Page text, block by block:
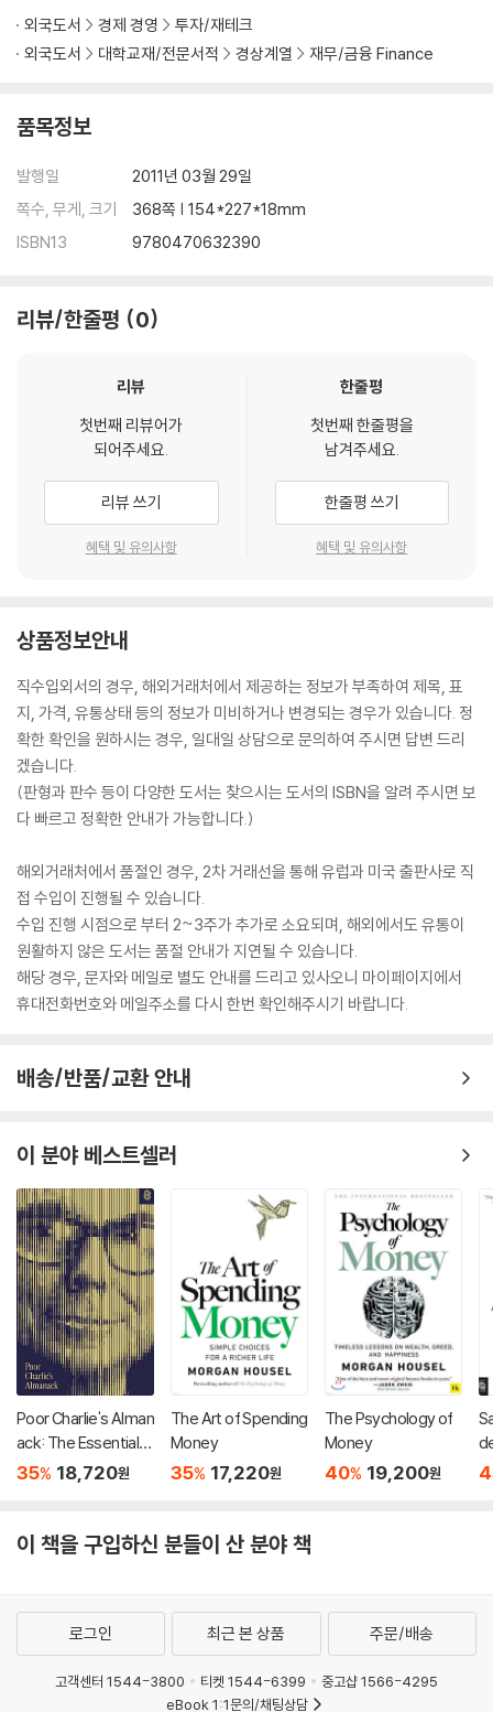
The Decision Tree for Selling 151
Questions 157
Answers 183
Chapter 7 Shorting Stocks 207
The Asymmetry of Tops and Bottoms 214
Shorting Tops 216
Shorting Fundamentals 224
Short Interest 237
Chapter 8 Shorting Non-Equity Instruments 243
Writing Options 252
Questions 265
Part 4 Lessons of the Bear Market 291
Chapter 9 Bears Make Money 293
The Bear Was Beginning to Stir in its Cave 293
The Bubble Pops: MGM 300
Shorting a High-Flyer 302
A Bear Market is a Destroyer of Value 304
Swinging in and out of a Major Downtrend 307
Trading in a Downchannel 308
Prepared for a Surprise 310
¿Bull Markets Have No Resistance and Bear Markets Have No
For Whom the Bell Tolls or the Hound Barks Twice 315
Mr. Buffett Buys Too Soon 317
May I Pour Some Gasoline on Your Fire? 319
Keep Shorting on the Way Down 321
Chapter 10 Groping for a Bottom 325
This Stock Market is Not Going Down to Zero 325
My Favorite Major Bottom Signal 331
A Screaming Short 337
Handling Profits-the Personal Dividend 342
The Road into the Future 343
References 345
Acknowledgments 347
About The Author 349
외국도서 경제 경영
투자/재테크
외국도서
대학교재/전문서적 경상계열 재무/금융 Finance
품목정보
발행일
2011년 03월 29일
쪽수, 무게, 크기
368쪽 | 154*227*18mm
ISBN13
9780470632390
리뷰/한줄평 0
리뷰
첫번째 리뷰어가
되어주세요.
리뷰 쓰기
혜택 및 유의사항
한줄평
첫번째 한줄평을
남겨주세요.
한줄평 쓰기
혜택 및 유의사항
상품정보안내
직수입외서의 경우, 해외거래처에서 제공하는 정보가 부족하여 제목, 표
지, 가격, 유통상태 등의 정보가 미비하거나 변경되는 경우가 있습니다. 정
확한 확인을 원하시는 경우, 일대일 상담으로 문의하여 주시면 답변 드리
겠습니다.
(판형과 판수 등이 다양한 도서는 찾으시는 도서의 ISBN을 알려 주시면 보
다 빠르고 정확한 안내가 가능합니다.)
해외거래처에서 품절인 경우, 2차 거래선을 통해 유럽과 미국 출판사로 직
접 수입이 진행될 수 있습니다.
수입 진행 시점으로 부터 2~3주가 추가로 소요되며, 해외에서도 유통이
원활하지 않은 도서는 품절 안내가 지연될 수 있습니다.
해당 경우, 문자와 메일로 별도 안내를 드리고 있사오니 마이페이지에서
휴대전화번호와 메일주소를 다시 한번 확인해주시기 바랍니다.
배송/반품/교환 안내
이 분야 베스트셀러
Poor Charlie's Alman
ack: The Essential
Wit and Wisdom of
35% 18,720원
The Art of Spending
Money
35% 17,220원
The Psychology of
Money
40% 19,200원
이 책을 구입하신 분들이 산 분야 책
로그인 최근 본 상품 주문/배송
고객센터 1544-3800 티켓 1544-6399
중고샵 1566-4295
eBook 1:1문의/채팅상담